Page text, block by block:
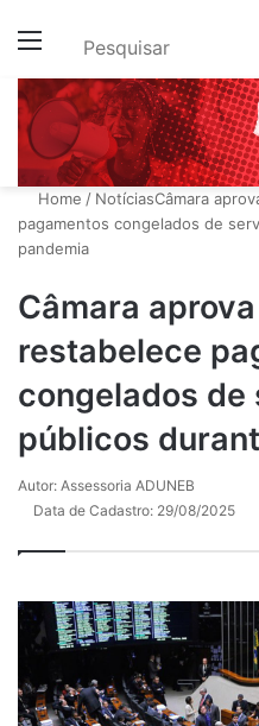
Menu
Home / NotíciasCâmara
pagamentos congelados de
pandemia
Câmara
restabelece
congelados
públicos
Autor: Assessoria ADUNEB
Data de Cadastro: 29/08/2025